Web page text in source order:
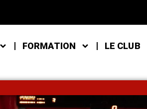
FORMATION LE CLUB